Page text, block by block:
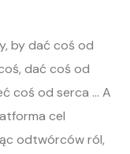
by dać coś od
dać coś od
coś od serca … A
cel
odtwórców ról,